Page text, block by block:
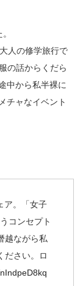
人の修学旅行で
の話からくだら
中から私半裸に
チャなイベント
ア。「女子
コンセプト
越ながら私
ださい。ロ